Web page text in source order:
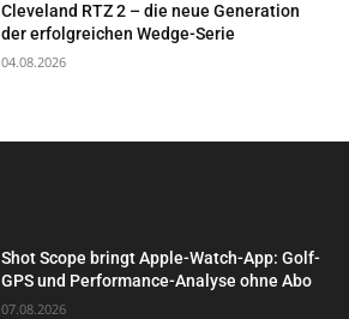
Cleveland RTZ 2 – die neue Generation
der erfolgreichen Wedge-Serie
04.08.2026
Shot Scope bringt Apple-Watch-App: Golf-
GPS und Performance-Analyse ohne Abo
07.08.2026